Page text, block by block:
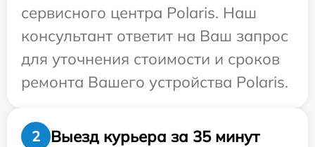
сервисного центра Polaris. Наш
консультант ответит на Ваш запрос
для уточнения стоимости и сроков
ремонта Вашего устройства Polaris.
2
Выезд курьера за 35 минут